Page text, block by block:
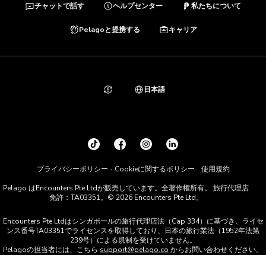
チャットで話す ヘルプセンター 私たちについて
Pelagoと提携する キャリア
Pelago はEncounters Pte Ltdが販売しています。全著作権所有。 旅行代理店
免許：TA03351。© 2026 Encounters Pte Ltd。
プライバシーポリシー Cookieに関するポリシー 使用規約
日本語
Encounters Pte Ltdはシンガポールの旅行代理店法（Cap 334）に基づき、ライセ
ンス番号TA03351でライセンスを取得しており、日本の旅行業法（1952年法第
239号）による規制を受けていません。
Pelagoの担当者には、こちら support@pelago.co からお問い合わせください。